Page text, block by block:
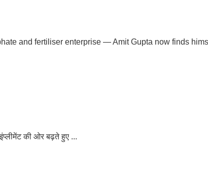
and fertiliser enterprise — Amit Gupta now finds
की ओर बढ़ते हुए ...